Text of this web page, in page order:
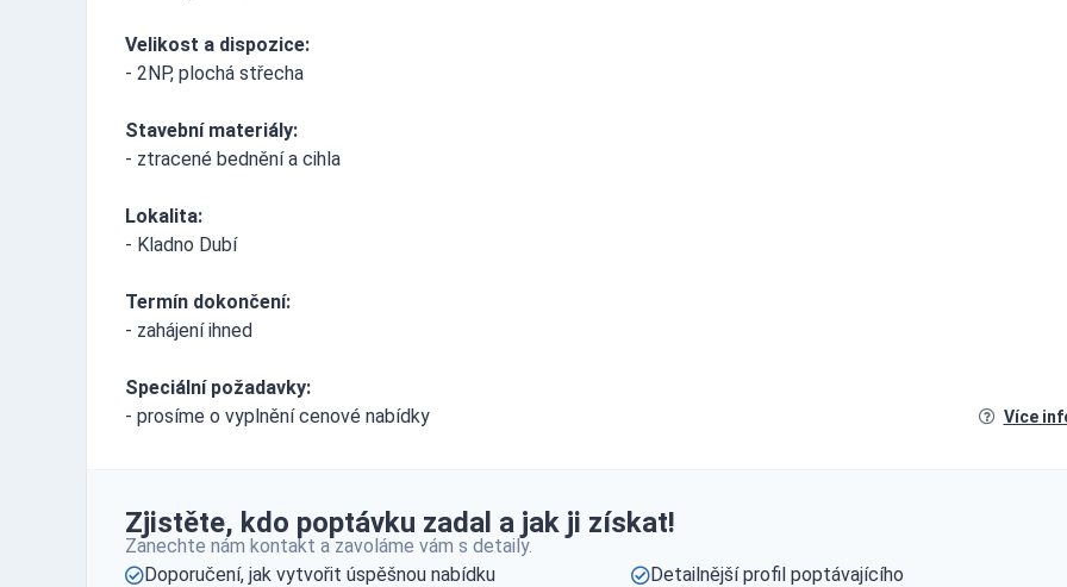
Velikost a dispozice:
- 2NP, plochá střecha
Stavební materiály:
- ztracené bednění a cihla
Lokalita:
- Kladno Dubí
Termín dokončení:
- zahájení ihned
Speciální požadavky:
- prosíme o vyplnění cenové nabídky
Více
Zjistěte, kdo poptávku zadal a jak ji získat!
Zanechte nám kontakt a zavoláme vám s detaily.
Doporučení, jak vytvořit úspěšnou nabídku
Detailnější profil poptávajícího